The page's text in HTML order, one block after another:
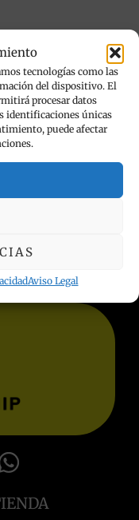
tecnologías como las
del dispositivo. El
procesar datos
identificaciones únicas
puede afectar
Aviso Legal